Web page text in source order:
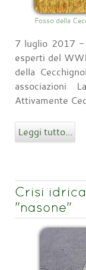
Fosso della
7 luglio 2017 -
esperti del
della
associazioni
Attivamente
Leggi tutto...
Crisi
"nasone"